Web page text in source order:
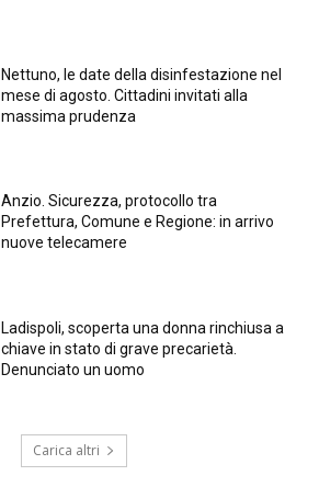
Nettuno, le date della disinfestazione nel
mese di agosto. Cittadini invitati alla
massima prudenza
Anzio. Sicurezza, protocollo tra
Prefettura, Comune e Regione: in arrivo
nuove telecamere
Ladispoli, scoperta una donna rinchiusa a
chiave in stato di grave precarietà.
Denunciato un uomo
Carica altri